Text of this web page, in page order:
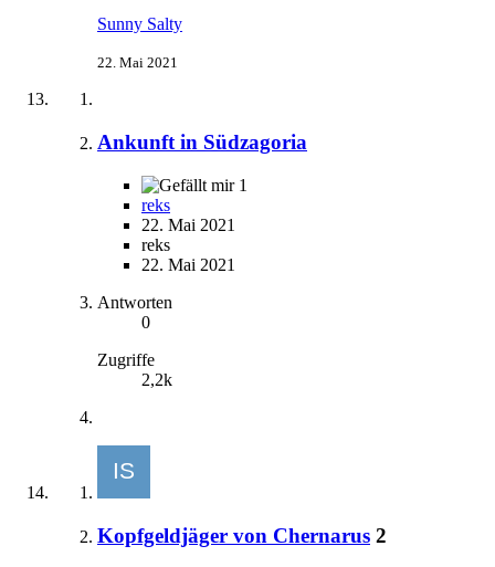
Sunny Salty
22. Mai 2021
Ankunft in Südzagoria
1
reks
22. Mai 2021
reks
22. Mai 2021
Antworten
0
Zugriffe
2,2k
Kopfgeldjäger von Chernarus 2